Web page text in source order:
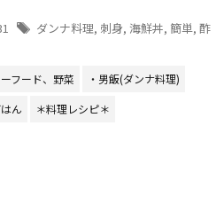
ダンナ料理, 刺身, 海鮮丼, 簡単, 酢
フード、野菜
・男飯(ダンナ料理)
ん
＊料理レシピ＊